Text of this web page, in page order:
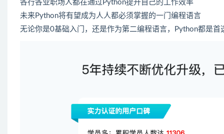
各行各业职场人都在通过 Python提升自己的工作效率
未来Python将有望成为人人都必须掌握的一门编程语言
无论你是0基础入门，还是作为第二编程语言，Python都是首